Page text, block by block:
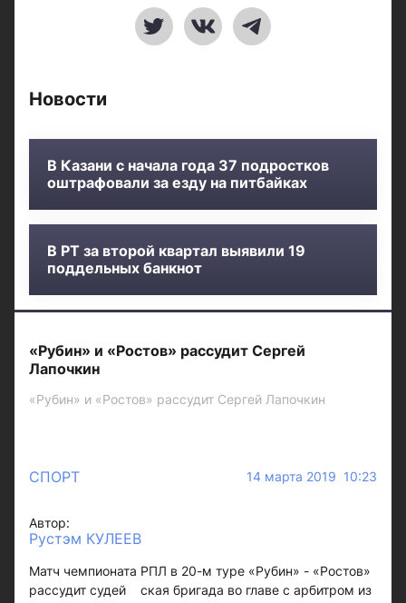
Новости
В Казани с начала года 37 подростков
оштрафовали за езду на питбайках
В РТ за второй квартал выявили 19
поддельных банкнот
«Рубин» и «Ростов» рассудит Сергей
Лапочкин
«Рубин» и «Ростов» рассудит Сергей Лапочкин
СПОРТ 14 марта 2019 10:23
Автор:
Рустэм КУЛЕЕВ
Матч чемпионата РПЛ в 20-м туре «Рубин» - «Ростов»
рассудит судей ская бригада во главе с арбитром из